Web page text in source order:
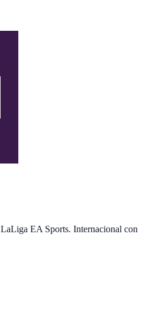
LaLiga EA Sports. Internacional con